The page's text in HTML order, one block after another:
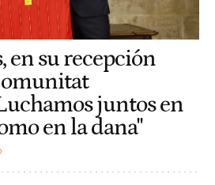
en su recepción
juntos en
en la dana"